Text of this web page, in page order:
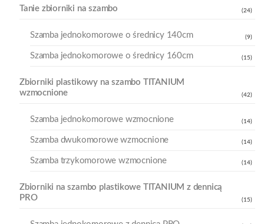
Tanie zbiorniki na szambo (24)
Szamba jednokomorowe o średnicy 140cm (9)
Szamba jednokomorowe o średnicy 160cm (15)
Zbiorniki plastikowy na szambo TITANIUM
wzmocnione
(42)
Szamba jednokomorowe wzmocnione (14)
Szamba dwukomorowe wzmocnione (14)
Szamba trzykomorowe wzmocnione (14)
Zbiorniki na szambo plastikowe TITANIUM z dennicą
PRO
(15)